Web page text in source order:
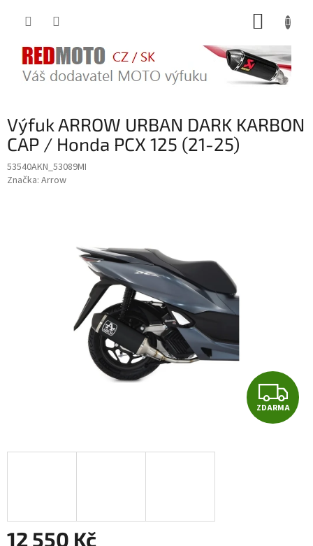
Výfuk ARROW URBAN DARK KARBON
CAP / Honda PCX 125 (21-25)
53540AKN_53089MI
Značka: Arrow
Z
D
ZDARMA
12 550 Kč